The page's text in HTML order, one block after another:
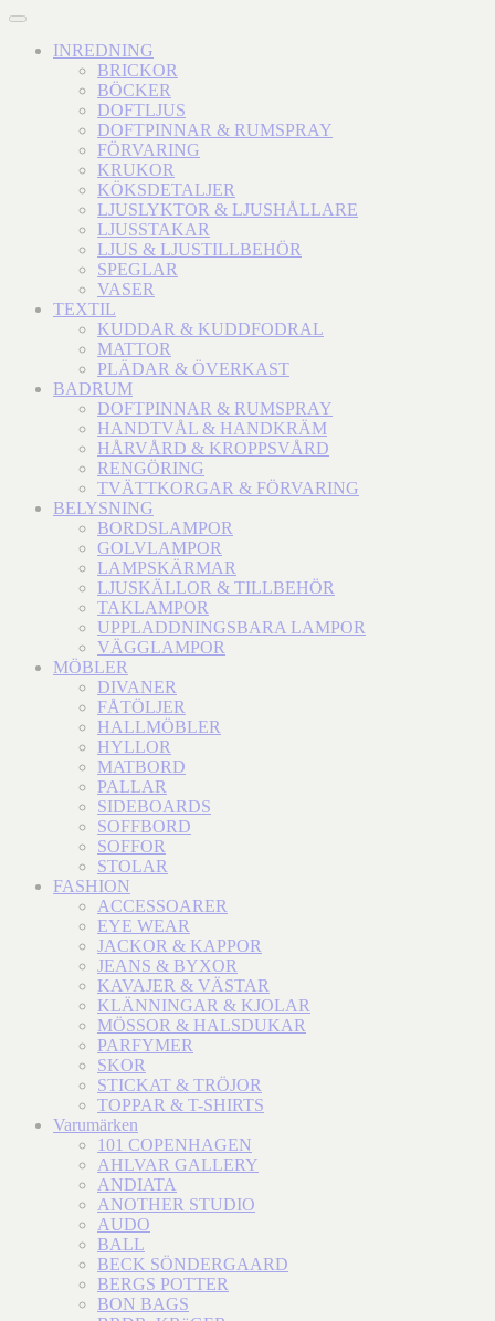
INREDNING
BRICKOR
BÖCKER
DOFTLJUS
DOFTPINNAR & RUMSPRAY
FÖRVARING
KRUKOR
KÖKSDETALJER
LJUSLYKTOR & LJUSHÅLLARE
LJUSSTAKAR
LJUS & LJUSTILLBEHÖR
SPEGLAR
VASER
TEXTIL
KUDDAR & KUDDFODRAL
MATTOR
PLÄDAR & ÖVERKAST
BADRUM
DOFTPINNAR & RUMSPRAY
HANDTVÅL & HANDKRÄM
HÅRVÅRD & KROPPSVÅRD
RENGÖRING
TVÄTTKORGAR & FÖRVARING
BELYSNING
BORDSLAMPOR
GOLVLAMPOR
LAMPSKÄRMAR
LJUSKÄLLOR & TILLBEHÖR
TAKLAMPOR
UPPLADDNINGSBARA LAMPOR
VÄGGLAMPOR
MÖBLER
DIVANER
FÅTÖLJER
HALLMÖBLER
HYLLOR
MATBORD
PALLAR
SIDEBOARDS
SOFFBORD
SOFFOR
STOLAR
FASHION
ACCESSOARER
EYE WEAR
JACKOR & KAPPOR
JEANS & BYXOR
KAVAJER & VÄSTAR
KLÄNNINGAR & KJOLAR
MÖSSOR & HALSDUKAR
PARFYMER
SKOR
STICKAT & TRÖJOR
TOPPAR & T-SHIRTS
Varumärken
101 COPENHAGEN
AHLVAR GALLERY
ANDIATA
ANOTHER STUDIO
AUDO
BALL
BECK SÖNDERGAARD
BERGS POTTER
BON BAGS